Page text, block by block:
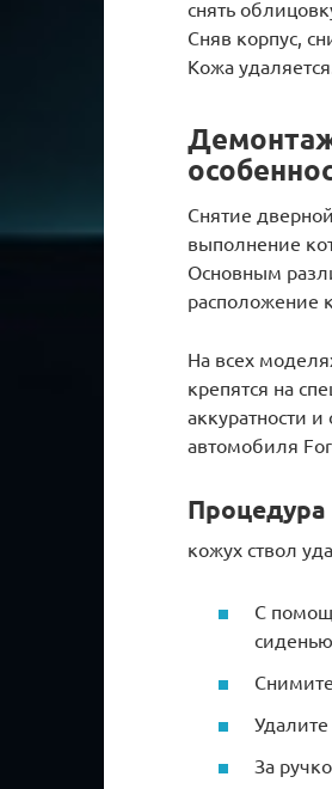
снять
Сняв корпус,
Кожа
Снятие
выполнение
Основным
расположение
На всех
крепятся на
аккуратности
автомобиля
Процедура
кожух ствол
С
За